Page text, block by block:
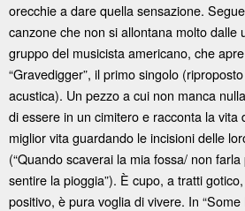
orecchie a dare quella sensazione.
canzone che non si allontana molto dalle
gruppo del musicista americano, che
“Gravedigger”, il primo singolo
acustica). Un pezzo a cui non manca
di essere in un cimitero e racconta la vita
miglior vita guardando le incisioni delle
(“Quando scaverai la mia fossa/ non
sentire la pioggia”). È cupo, a tratti
positivo, è pura voglia di vivere. In